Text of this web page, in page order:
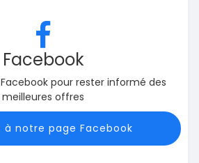
Facebook
pour rester informé des
meilleures offres
à notre page Facebook